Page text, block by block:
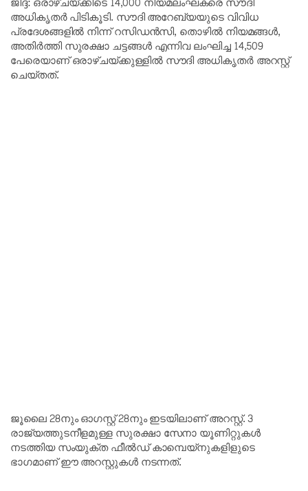
അധികൃതർ പിടികൂടി. സൗദി അറേബ്യയുടെ വിവിധ
പ്രദേശങ്ങളിൽ നിന്ന് റസിഡൻസി, തൊഴിൽ നിയമങ്ങൾ,
അതിർത്തി സുരക്ഷാ ചട്ടങ്ങൾ എന്നിവ ലംഘിച്ച 14,509
പേരെയാണ് ഒരാഴ്ചയ്ക്കുള്ളിൽ സൗദി അധികൃതർ അറസ്റ്റ്
ചെയ്തത്.
ജൂലൈ 28നും ഓഗസ്റ്റ് 28നും ഇടയിലാണ് അറസ്റ്റ്. 3
രാജ്യത്തുടനീളമുള്ള സുരക്ഷാ സേനാ യൂണിറ്റുകൾ
നടത്തിയ സംയുക്ത ഫീൽഡ് കാമ്പെയ്‌നുകളിളുടെ
ഭാഗമാണ് ഈ അറസ്റ്റുകൾ നടന്നത്.